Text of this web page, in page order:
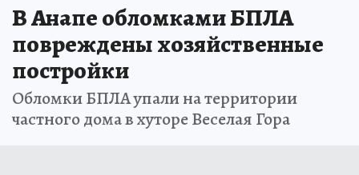
В Анапе обломками БПЛА
повреждены хозяйственные
постройки
Обломки БПЛА упали на территории
частного дома в хуторе Веселая Гора